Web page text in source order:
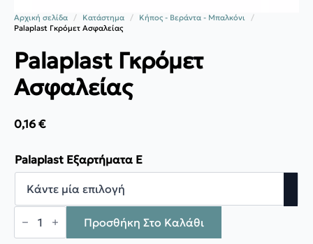
Αρχική σελίδα Κατάστημα
Κήπος - Βεράντα - Μπαλκόνι
Palaplast Γκρόμετ Ασφαλείας
Palaplast Γκρόμετ
Ασφαλείας
0,16 €
Palaplast Εξαρτήματα E
Palaplast
Γκρόμετ
Ασφαλείας
Προσθήκη Στο Καλάθι